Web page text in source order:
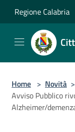
Regione Calabria
Home > Novità >
Avviso Pubblico
Alzheimer/